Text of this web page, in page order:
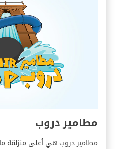
مطامير دروب
مطامير دروب هي أعلى منزلقة